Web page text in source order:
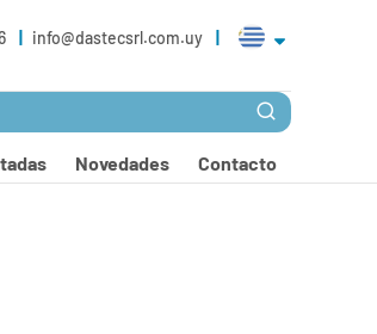
info@dastecsrl.com.uy
Novedades Contacto